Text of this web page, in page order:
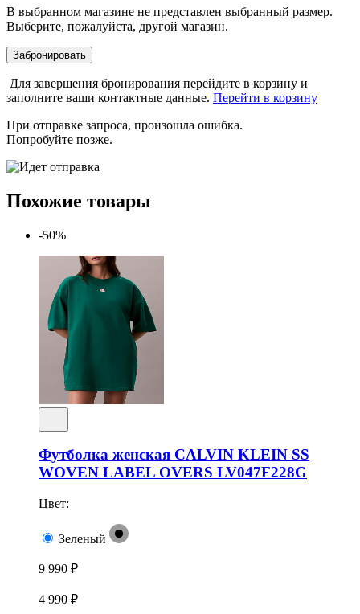
В выбранном магазине не представлен выбранный размер.
Выберите, пожалуйста, другой магазин.
Забронировать
Для завершения бронирования перейдите в корзину и
заполните ваши контактные данные. Перейти в корзину
При отправке запроса, произошла ошибка.
Попробуйте позже.
Похожие товары
-50%
Футболка женская CALVIN KLEIN SS
WOVEN LABEL OVERS LV047F228G
Цвет:
Зеленый
9 990 ₽
4 990 ₽